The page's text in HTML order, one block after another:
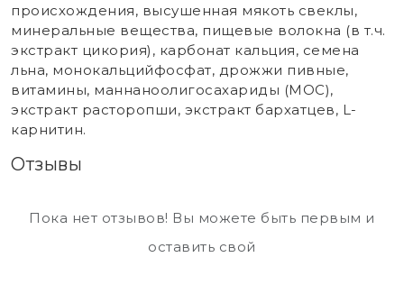
происхождения, высушенная мякоть свеклы,
минеральные вещества, пищевые волокна (в т.ч.
экстракт цикория), карбонат кальция, семена
льна, монокальцийфосфат, дрожжи пивные,
витамины, маннаноолигосахариды (МОС),
экстракт расторопши, экстракт бархатцев, L-
карнитин.
Отзывы
Пока нет отзывов! Вы можете быть первым и
оставить свой